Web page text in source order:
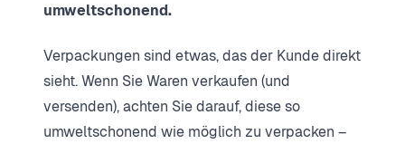
umweltschonend.
Verpackungen sind etwas, das der Kunde direkt
sieht. Wenn Sie Waren verkaufen (und
versenden), achten Sie darauf, diese so
umweltschonend wie möglich zu verpacken –